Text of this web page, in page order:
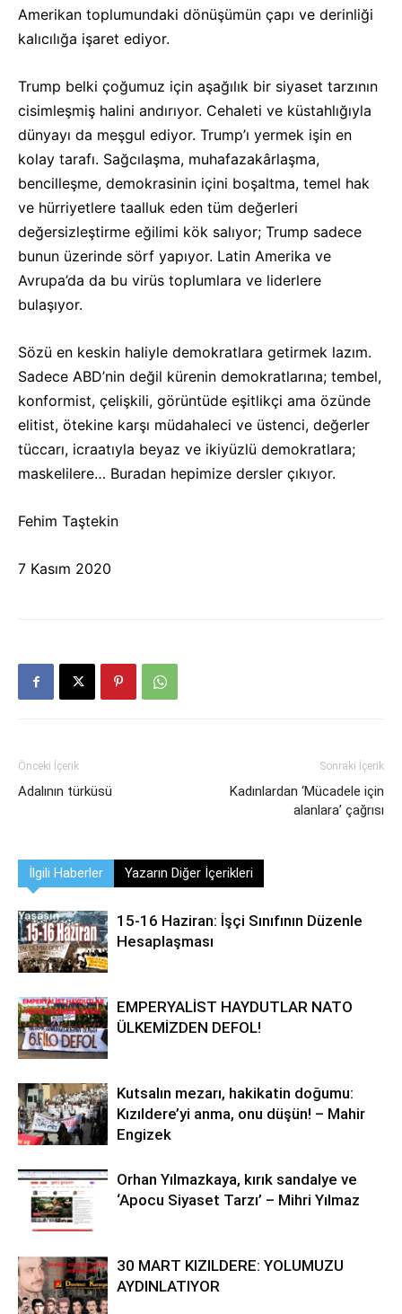
Amerikan toplumundaki dönüşümün çapı ve derinliği
kalıcılığa işaret ediyor.
Trump belki çoğumuz için aşağılık bir siyaset tarzının
cisimleşmiş halini andırıyor. Cehaleti ve küstahlığıyla
dünyayı da meşgul ediyor. Trump’ı yermek işin en
kolay tarafı. Sağcılaşma, muhafazakârlaşma,
bencilleşme, demokrasinin içini boşaltma, temel hak
ve hürriyetlere taalluk eden tüm değerleri
değersizleştirme eğilimi kök salıyor; Trump sadece
bunun üzerinde sörf yapıyor. Latin Amerika ve
Avrupa’da da bu virüs toplumlara ve liderlere
bulaşıyor.
Sözü en keskin haliyle demokratlara getirmek lazım.
Sadece ABD’nin değil kürenin demokratlarına; tembel,
konformist, çelişkili, görüntüde eşitlikçi ama özünde
elitist, ötekine karşı müdahaleci ve üstenci, değerler
tüccarı, icraatıyla beyaz ve ikiyüzlü demokratlara;
maskelilere… Buradan hepimize dersler çıkıyor.
Fehim Taştekin
7 Kasım 2020
Önceki İçerik
Adalının türküsü
Sonraki İçerik
Kadınlardan ‘Mücadele için
alanlara’ çağrısı
İlgili Haberler Yazarın Diğer İçerikleri
15-16 Haziran: İşçi Sınıfının Düzenle
Hesaplaşması
EMPERYALİST HAYDUTLAR NATO
ÜLKEMİZDEN DEFOL!
Kutsalın mezarı, hakikatin doğumu:
Kızıldere’yi anma, onu düşün! – Mahir
Engizek
Orhan Yılmazkaya, kırık sandalye ve
‘Apocu Siyaset Tarzı’ – Mihri Yılmaz
30 MART KIZILDERE: YOLUMUZU
AYDINLATIYOR